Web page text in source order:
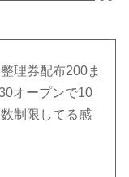
理券配布200ま
オープンで10
制限してる感